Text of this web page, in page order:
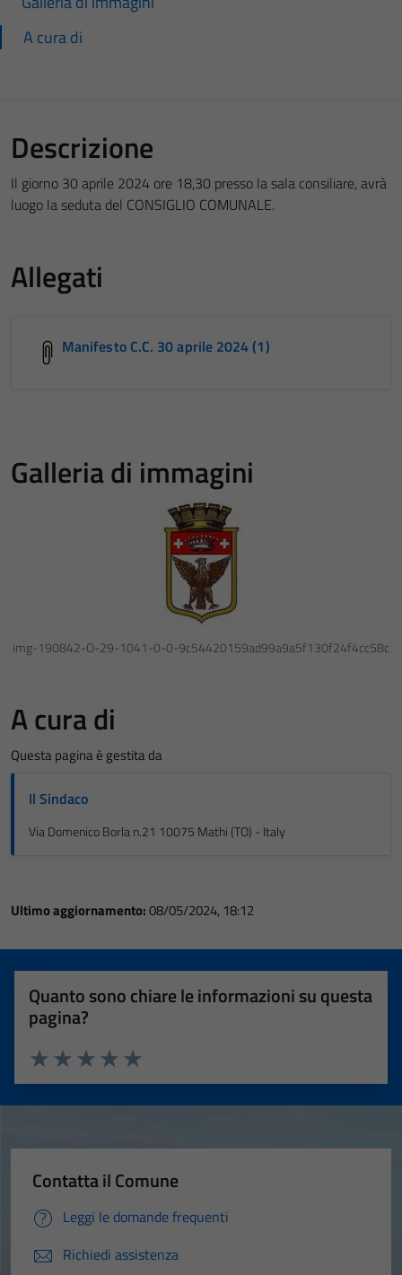
A cura di
Descrizione
Il giorno 30 aprile 2024 ore 18,30 presso la sala consiliare, avrà
luogo la seduta del CONSIGLIO COMUNALE.
Allegati
Manifesto C.C. 30 aprile 2024 (1)
Galleria di immagini
img-190842-O-29-1041-0-0-9c54420159ad99a9a5f130f24f4cc58c
A cura di
Questa pagina è gestita da
Il Sindaco
Via Domenico Borla n.21 10075 Mathi (TO) - Italy
Ultimo aggiornamento:08/05/2024, 18:12
Quanto sono chiare le informazioni su questa
pagina?
Valuta 5 stelle su 5
Valuta 4 stelle su 5
Valuta 3 stelle su 5
Valuta 2 stelle su 5
Valuta 1 stelle su 5
Contatta il Comune
Leggi le domande frequenti
Richiedi assistenza